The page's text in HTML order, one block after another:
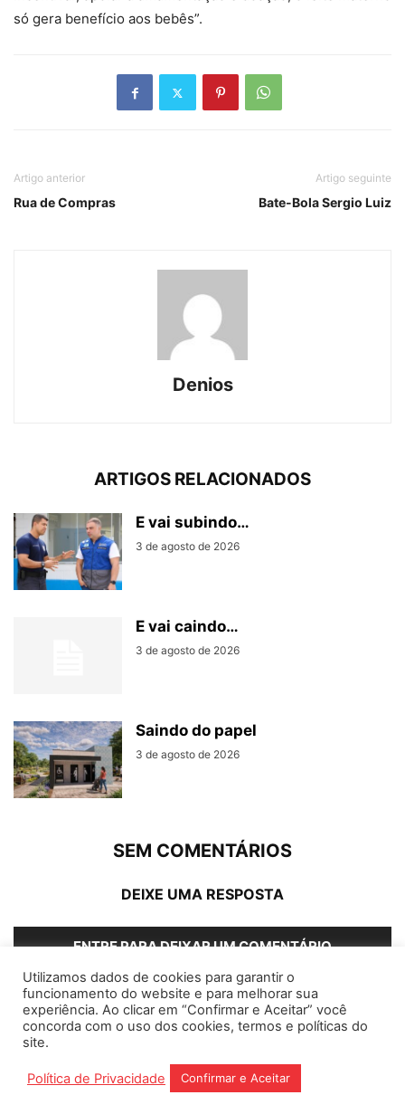
só gera benefício aos bebês”.
Artigo anterior
Rua de Compras
Artigo seguinte
Bate-Bola Sergio Luiz
Denios
ARTIGOS RELACIONADOS
E vai subindo…
3 de agosto de 2026
E vai caindo…
3 de agosto de 2026
Saindo do papel
3 de agosto de 2026
SEM COMENTÁRIOS
DEIXE UMA RESPOSTA
ENTRE PARA DEIXAR UM COMENTÁRIO
Home Editorias Coluna Social Grampos
Fale conosco Assinantes
Utilizamos dados de cookies para garantir o
funcionamento do website e para melhorar sua
experiência. Ao clicar em “Confirmar e Aceitar” você
concorda com o uso dos cookies, termos e políticas do
site.
Política de Privacidade Confirmar e Aceitar